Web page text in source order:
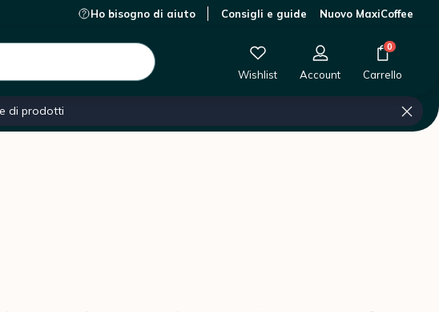
Ho bisogno di aiuto Consigli e guide Nuovo MaxiCoffee
Wishlist Account
0
Carrello
Moka
di prodotti